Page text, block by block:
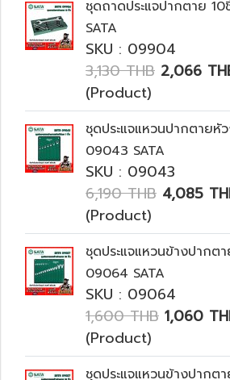
ชุดถาดประแจปากตาย
SATA
SKU : 09904
3,130 THB 2,066
(Product)
ชุดประแจแหวนปากตายหั
09043 SATA
SKU : 09043
6,190 THB 4,085
(Product)
ชุดประแจแหวนข้างปากต
09064 SATA
SKU : 09064
1,600 THB 1,060
(Product)
ชุดประแจแหวนข้างปากต